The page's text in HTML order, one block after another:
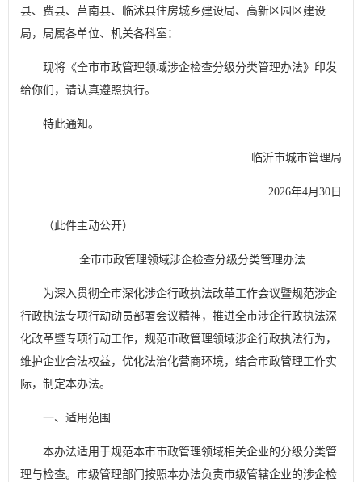
县、费县、莒南县、临沭县住房城乡建设局、高新区园区建设
局，局属各单位、机关各科室：
现将《全市市政管理领域涉企检查分级分类管理办法》印发
给你们，请认真遵照执行。
特此通知。
临沂市城市管理局
2026年4月30日
（此件主动公开）
全市市政管理领域涉企检查分级分类管理办法
为深入贯彻全市深化涉企行政执法改革工作会议暨规范涉企
行政执法专项行动动员部署会议精神，推进全市涉企行政执法深
化改革暨专项行动工作，规范市政管理领域涉企行政执法行为，
维护企业合法权益，优化法治化营商环境，结合市政管理工作实
际，制定本办法。
一、适用范围
本办法适用于规范本市市政管理领域相关企业的分级分类管
理与检查。市级管理部门按照本办法负责市级管辖企业的涉企检